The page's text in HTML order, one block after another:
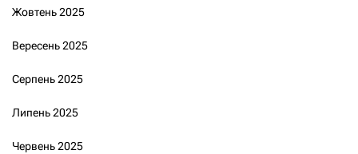
Жовтень 2025
Вересень 2025
Серпень 2025
Липень 2025
Червень 2025